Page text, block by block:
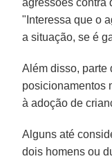
"Interessa que o
a situação, se é
Além disso, parte
posicionamentos
à adoção de
Alguns até
dois homens ou